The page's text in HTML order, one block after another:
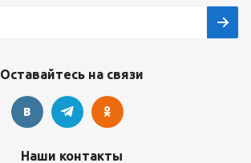
Оставайтесь на связи
Наши контакты